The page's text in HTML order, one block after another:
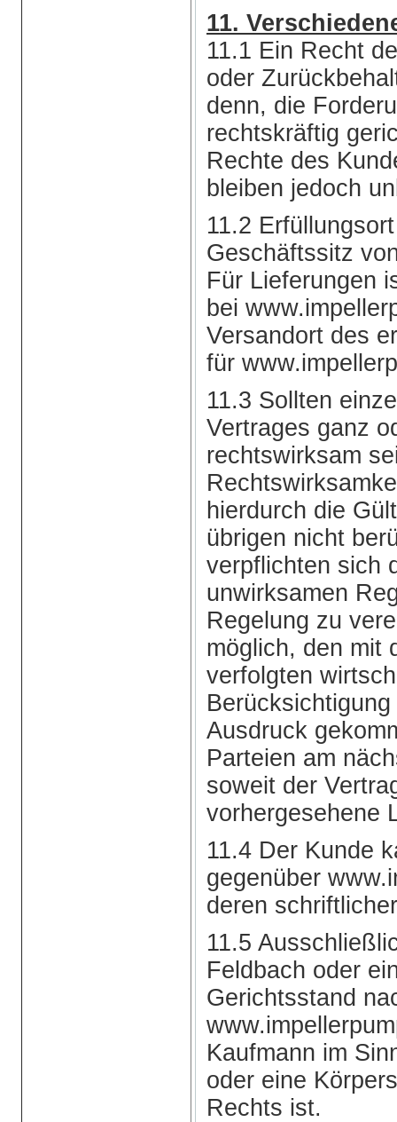
11.
11.1 Ein Recht
oder
denn, die
rechtskräftig
Rechte des
bleiben jedoch
11.2
Geschäftssitz
Für Lieferungen
bei
Versandort des
für
11.3 Sollten
Vertrages ganz
rechtswirksam
hierdurch die
übrigen nicht
verpflichten sich
unwirksamen
Regelung zu
möglich, den mit
verfolgten
Ausdruck
Parteien am
soweit der
vorhergesehene
11.4 Der Kunde
gegenüber
deren
11.5
Feldbach oder
Gerichtsstand
Kaufmann im
oder eine
Rechts ist.